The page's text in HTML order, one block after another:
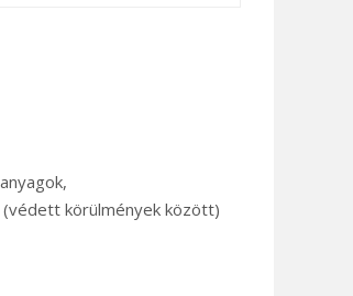
körülmények között)